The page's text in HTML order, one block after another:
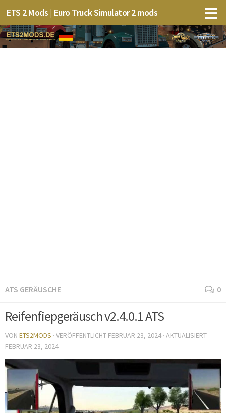
ETS 2 Mods | Euro Truck Simulator 2 mods
ATS GERÄUSCHE 0
Reifenfiepgeräusch v2.4.0.1 ATS
VON ETS2MODS · VERÖFFENTLICHT FEBRUAR 23, 2024 · AKTUALISIERT
FEBRUAR 23, 2024